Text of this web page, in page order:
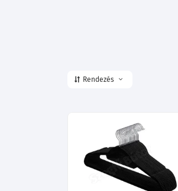
Rendezés